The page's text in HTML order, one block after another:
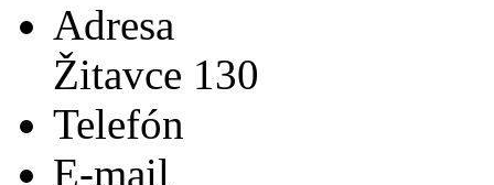
Adresa
Žitavce 130
Telefón
E-mail